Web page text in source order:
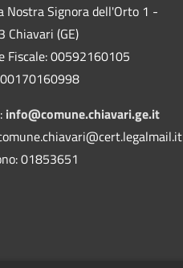
Nostra Signora dell'Orto 1 -
Chiavari (GE)
Fiscale: 00592160105
00170160998
info@comune.chiavari.ge.it
01853651